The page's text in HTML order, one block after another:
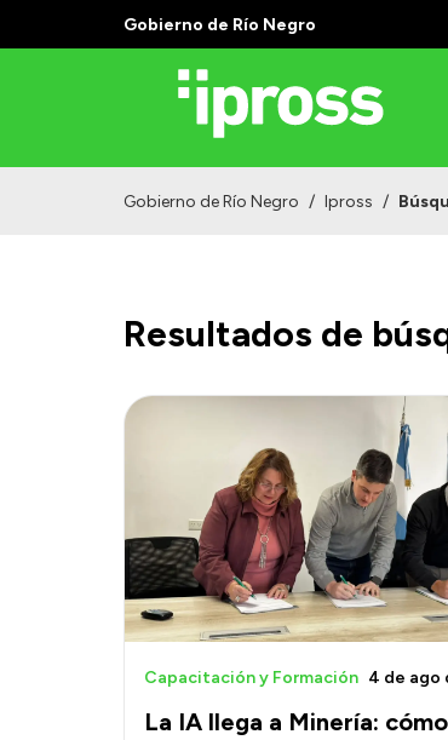
Gobierno de Río Negro
Gobierno de Río Negro / Ipross /
Resultados de
La IA llega a Minería:
Capacitación y Formación 4 de ago